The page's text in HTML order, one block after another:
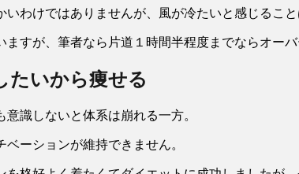
わけではありませんが、風が冷たいと感じること
ますが、筆者なら片道１時間半程度までならオーバ
たいから痩せる
識しないと体系は崩れる一方。
ーションが維持できません。